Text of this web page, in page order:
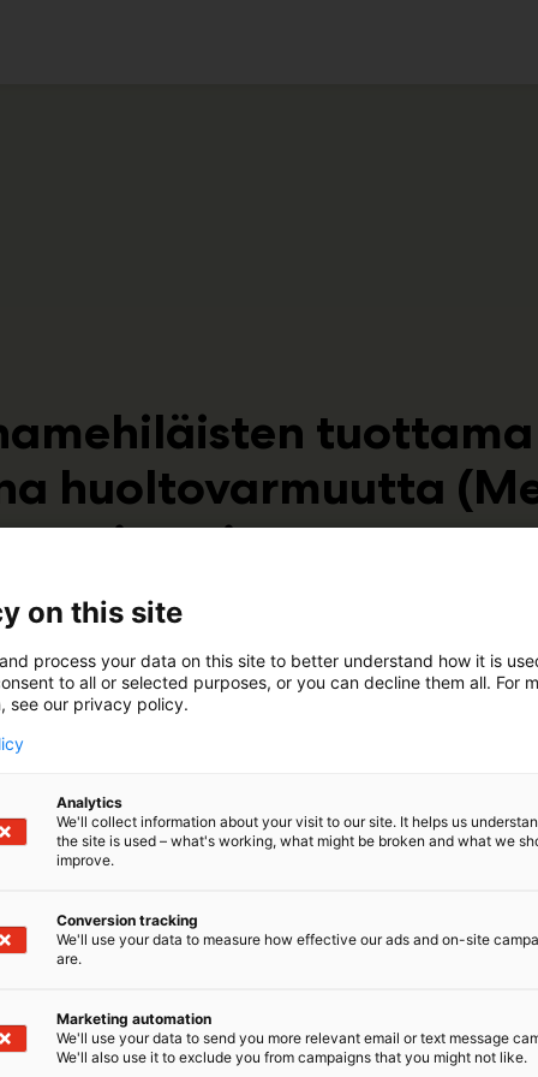
huoltovarmuutta
on tärkeä osa ruoantuotantoa, mutta sen roolia
MehiVarma-hanke kehittää mehiläispölytystä osaksi
kansallisen toimintamallin ja
joiden avulla pölytyspalvelun kysyntä
on this site
process your data on this site to better understand how it is
to all or selected purposes, or you can decline them all. For
see our privacy policy.
Analytics
We'll collect information about your visit to our site. It helps us
the site is used – what's working, what might be broken and what we
improve.
Conversion tracking
We'll use your data to measure how effective our ads and on-site
are.
Marketing automation
We'll use your data to send you more relevant email or text message
We'll also use it to exclude you from campaigns that you might not like.